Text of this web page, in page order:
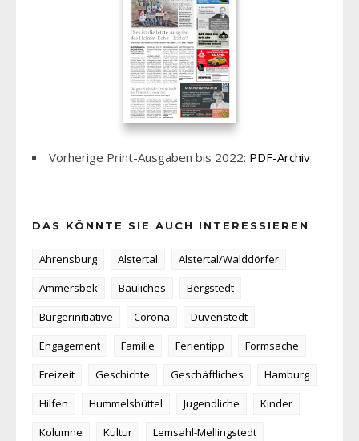
Vorherige Print-Ausgaben bis 2022: PDF-Archiv
DAS KÖNNTE SIE AUCH INTERESSIEREN
Ahrensburg Alstertal
Alstertal/Walddörfer
Ammersbek
Bauliches
Bergstedt
Bürgerinitiative
Corona
Duvenstedt
Engagement
Familie Ferientipp
Formsache
Freizeit
Geschichte Geschäftliches
Hamburg
Hilfen
Hummelsbüttel Jugendliche
Kinder
Kolumne
Kultur
Lemsahl-Mellingstedt